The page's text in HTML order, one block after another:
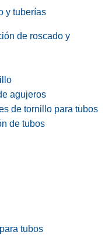
y tuberías
de roscado y
agujeros
de tornillo para tubos
de tubos
tubos